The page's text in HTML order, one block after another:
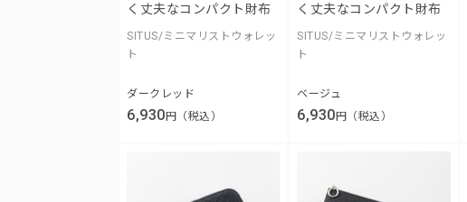
く丈夫なコンパクト財布
SITUS/ミニマリストウォレッ
ト
ダークレッド
6,930円（税込）
く丈夫なコンパクト財布
SITUS/ミニマリストウォレッ
ト
ベージュ
6,930円（税込）